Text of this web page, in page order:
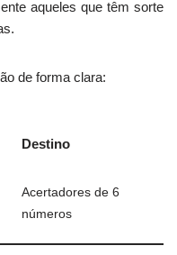
aqueles que têm sorte
de forma clara:
Destino
Acertadores de 6
números